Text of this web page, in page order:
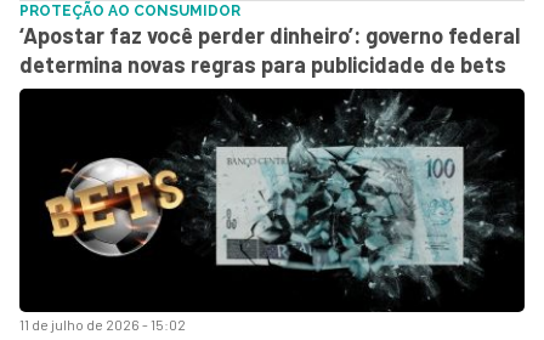
11 de julho de 2026 - 15:02
PROTEÇÃO AO CONSUMIDOR
‘Apostar faz você perder dinheiro’: governo federal
determina novas regras para publicidade de bets